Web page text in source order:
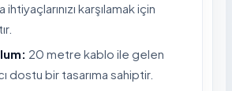
karşılamak için
20 metre kablo ile gelen
dostu bir tasarıma sahiptir.